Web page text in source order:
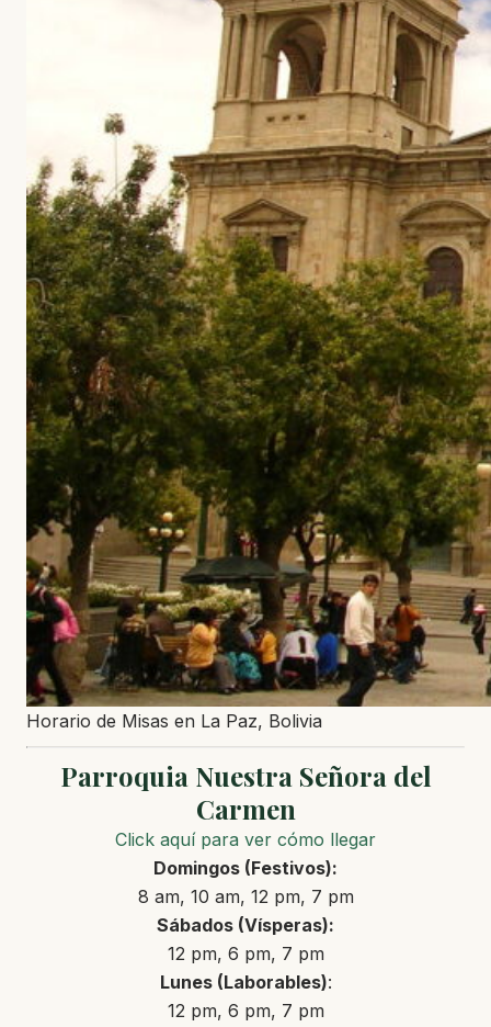
Horario de Misas en La Paz, Bolivia
Parroquia Nuestra Señora del
Carmen
Click aquí para ver cómo llegar
Domingos (Festivos):
8 am, 10 am, 12 pm, 7 pm
Sábados (Vísperas):
12 pm, 6 pm, 7 pm
Lunes(Laborables):
12 pm, 6 pm, 7 pm